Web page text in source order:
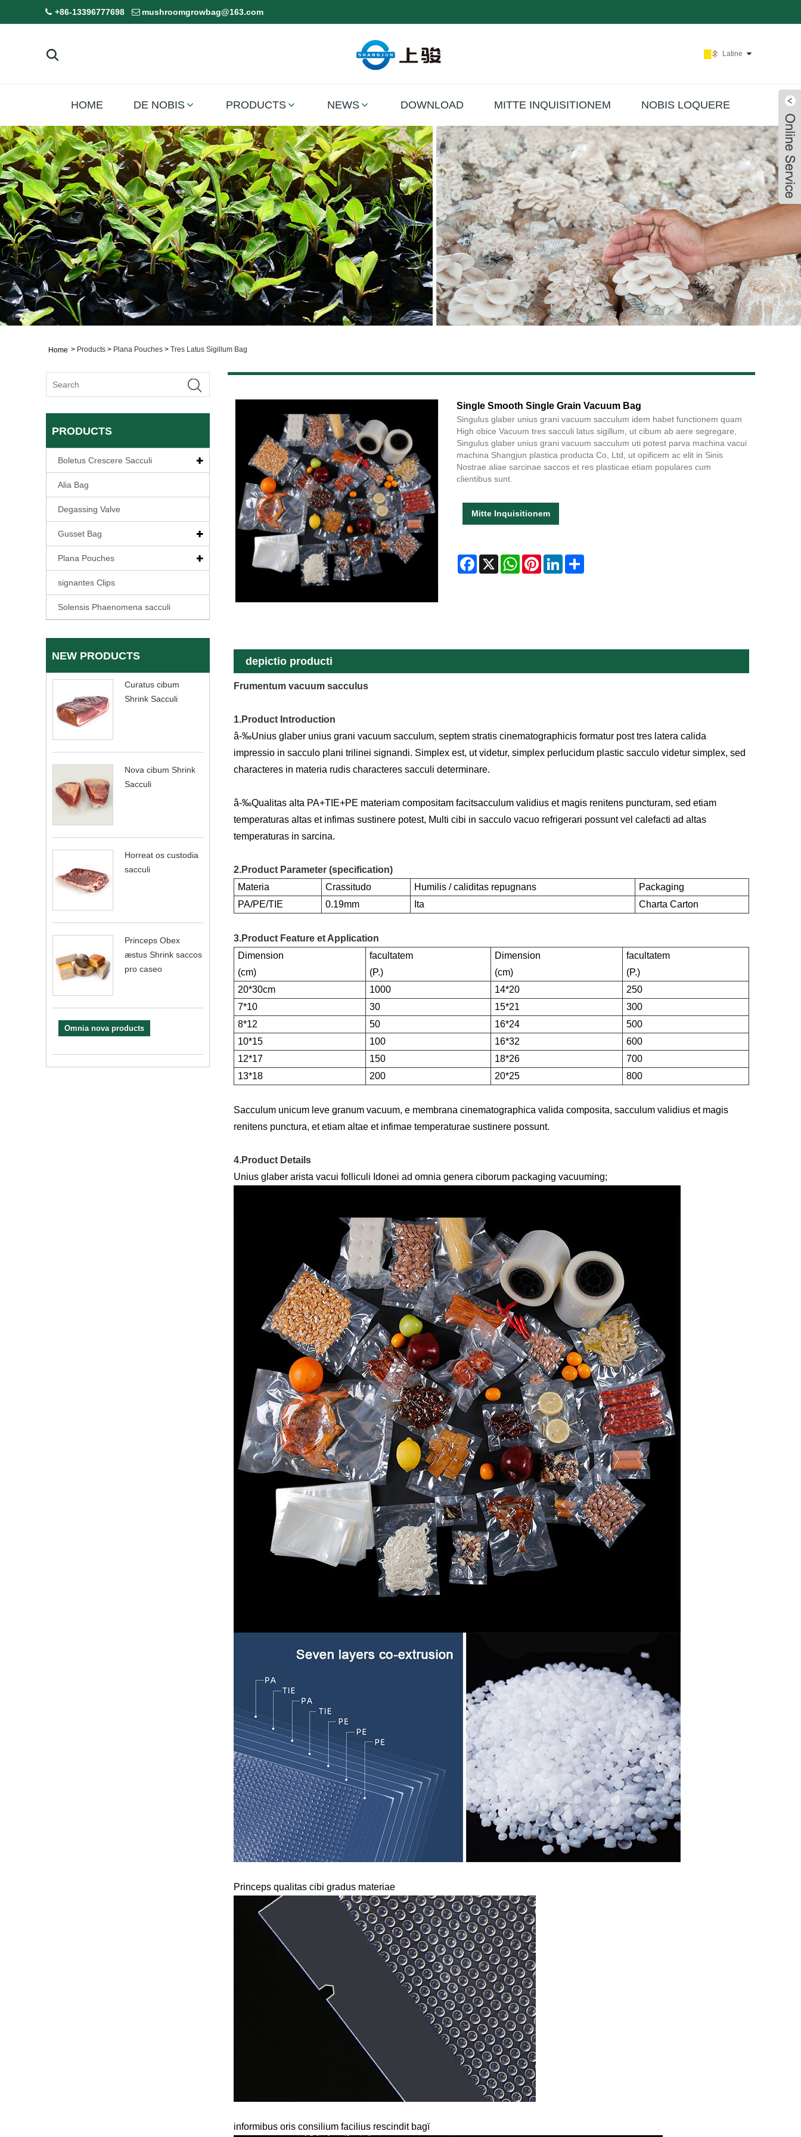
+86-13396777698 mushroomgrowbag@163.com
Latine
HOME DE NOBIS PRODUCTS NEWS DOWNLOAD MITTE INQUISITIONEM NOBIS LOQUERE
Home > Products > Plana Pouches > Tres Latus Sigillum Bag
PRODUCTS
Boletus Crescere Sacculi
Alia Bag
Degassing Valve
Gusset Bag
Plana Pouches
signantes Clips
Solensis Phaenomena sacculi
NEW PRODUCTS
Curatus cibum
Shrink Sacculi
Nova cibum Shrink
Sacculi
Horreat os custodia
sacculi
Princeps Obex
æstus Shrink saccos
pro caseo
Omnia nova products
Single Smooth Single Grain Vacuum Bag
Singulus glaber unius grani vacuum sacculum idem habet functionem quam
High obice Vacuum tres sacculi latus sigillum, ut cibum ab aere segregare,
Singulus glaber unius grani vacuum sacculum uti potest parva machina vacui
machina Shangjun plastica producta Co, Ltd, ut opificem ac elit in Sinis
Nostrae aliae sarcinae saccos et res plasticae etiam populares cum
clientibus sunt.
Mitte Inquisitionem
Facebook
X WhatsAppPinterestLinkedInShare
depictio producti
Frumentum vacuum sacculus
1.Product Introduction
â-‰Unius glaber unius grani vacuum sacculum, septem stratis cinematographicis formatur post tres latera calida
impressio in sacculo plani trilinei signandi. Simplex est, ut videtur, simplex perlucidum plastic sacculo videtur simplex, sed
characteres in materia rudis characteres sacculi determinare.
â-‰Qualitas alta PA+TIE+PE materiam compositam facitsacculum validius et magis renitens puncturam, sed etiam
temperaturas altas et infimas sustinere potest, Multi cibi in sacculo vacuo refrigerari possunt vel calefacti ad altas
temperaturas in sarcina.
2.Product Parameter (specification)
Materia
Crassitudo Humilis / caliditas repugnans
Packaging
PA/PE/TIE
0.19mm Ita Charta Carton
3.Product Feature et Application
Dimension
(cm)
facultatem
(P.)
Dimension
(cm)
facultatem
(P.)
20*30cm
1000 14*20
250
7*10
30 15*21
300
8*12
50 16*24
500
10*15
100 16*32
600
12*17
150 18*26
700
13*18
200 20*25 800
Sacculum unicum leve granum vacuum, e membrana cinematographica valida composita, sacculum validius et magis
renitens punctura, et etiam altae et infimae temperaturae sustinere possunt.
4.Product Details
Unius glaber arista vacui folliculi Idonei ad omnia genera ciborum packaging vacuuming;
Princeps qualitas cibi gradus materiae
informibus oris consilium facilius rescindit bagï